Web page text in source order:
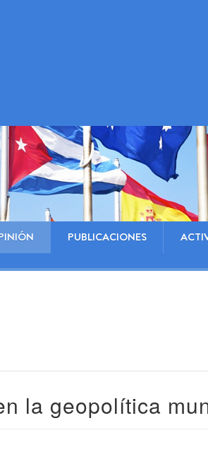
PUBLICACIONES
la geopolítica